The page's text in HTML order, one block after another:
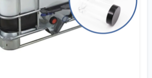
конвейере. А для этого нужно
только цифры, но и ?характер?
включая капризную и
того же пиридина.